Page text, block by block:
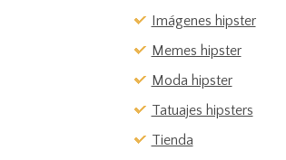
Imágenes hipster
Memes hipster
Moda hipster
Tatuajes hipsters
Tienda